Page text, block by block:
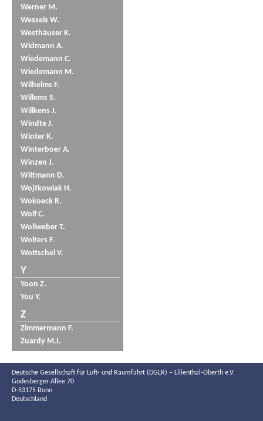
Werner M.
Wessels W.
Westhäuser K.
Widmann A.
Wiedemann C.
Wiedemann M.
Wilhelms F.
Willems S.
Willkens J.
Windte J.
Winter K.
Winterboer A.
Winzen J.
Wittmann D.
Wojtkowiak H.
Wokoeck R.
Wolf C.
Wollweber T.
Wolters F.
Wottschel V.
Y
Yoon Z.
You Y.
Z
Zimmermann F.
Zuardy M.I.
Deutsche Gesellschaft für Luft- und Raumfahrt (DGLR) – Lilienthal-Oberth e.V.
Godesberger Allee 70
D-53175 Bonn
Deutschland